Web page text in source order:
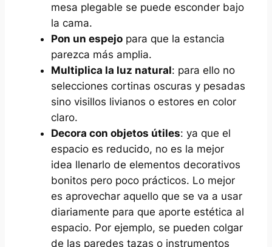
mesa plegable se puede esconder bajo
la cama.
Pon un espejopara que la estancia
parezca más amplia.
Multiplica la luz natural: para ello no
selecciones cortinas oscuras y pesadas
sino visillos livianos o estores en color
claro.
Decora con objetos útiles: ya que el
espacio es reducido, no es la mejor
idea llenarlo de elementos decorativos
bonitos pero poco prácticos. Lo mejor
es aprovechar aquello que se va a usar
diariamente para que aporte estética al
espacio. Por ejemplo, se pueden colgar
de las paredes tazas o instrumentos